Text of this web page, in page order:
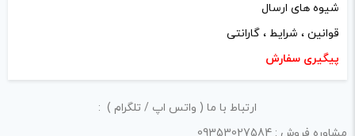
شیوه های ارسال
قوانین ، شرایط ، گارانتی
پیگیری سفارش
ارتباط با ما ( واتس اپ / تلگرام ) :